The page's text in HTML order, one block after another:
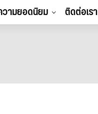
ามยอดนิยม ติดต่อเรา